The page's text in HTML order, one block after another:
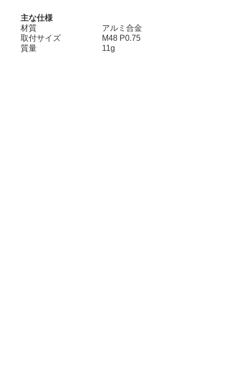
主な仕様
材質
アルミ合金
取付サイズ
M48 P0.75
質量
11g